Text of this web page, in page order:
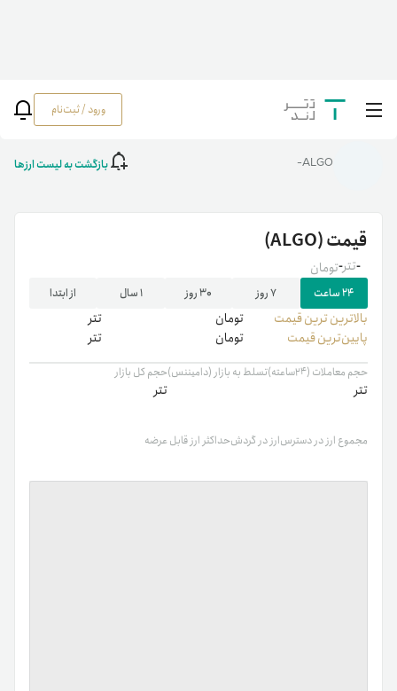
ورود / ثبت‌نام خانه رمزارزها/
ALGO
ALGO- بازگشت به لیست ارزها
قیمت(ALGO)
-تومان -تتر
۲۴ ساعت ۷ روز ۳۰ روز ۱ سال از ابتدا
بالاترین ‌ترین قیمت تومان
تتر
پایین‌ترین قیمت
تومان تتر
حجم معاملات (۲۴ساعته)
تتر
تسلط به بازار (دامیننس)حجم کل بازار
تتر
مجموع ارز در دسترسارز در گردشحداکثر ارز قابل عرضه